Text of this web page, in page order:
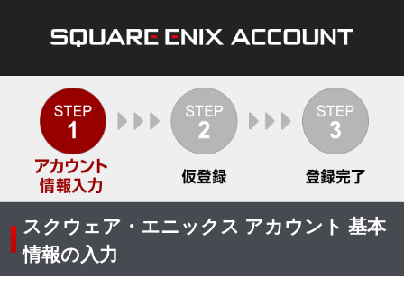
スクウェア・エニックス アカウント 基本
情報の入力